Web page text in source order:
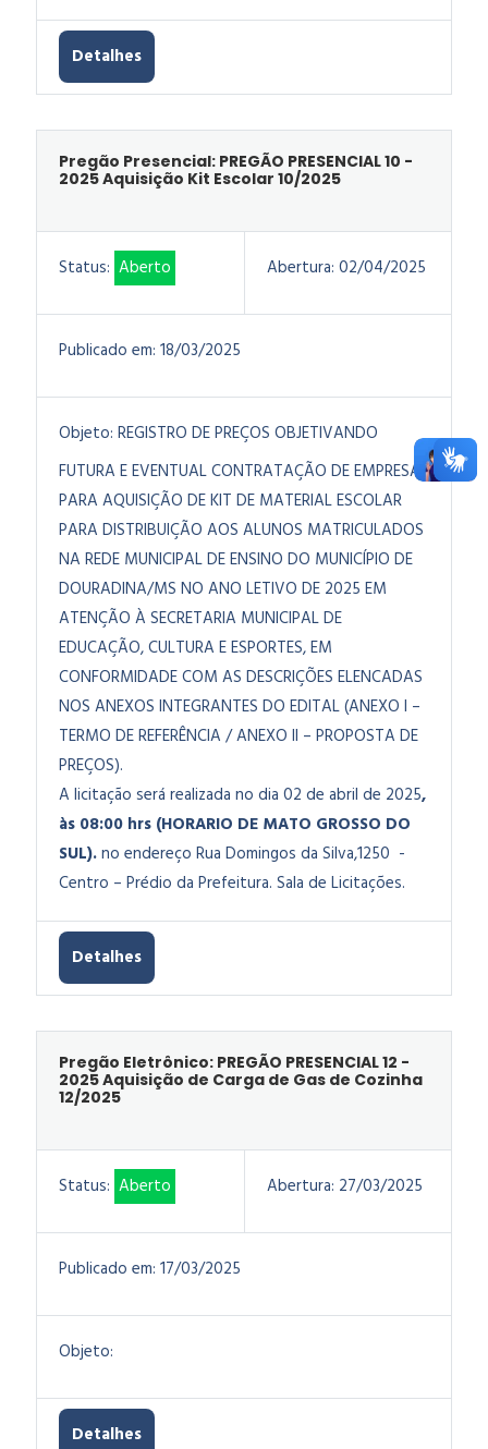
Detalhes
Pregão Presencial: PREGÃO PRESENCIAL 10 -
2025 Aquisição Kit Escolar 10/2025
Status: Aberto Abertura: 02/04/2025
Publicado em: 18/03/2025
Objeto: REGISTRO DE PREÇOS OBJETIVANDO
FUTURA E EVENTUAL CONTRATAÇÃO DE EMPRESA
PARA AQUISIÇÃO DE KIT DE MATERIAL ESCOLAR
PARA DISTRIBUIÇÃO AOS ALUNOS MATRICULADOS
NA REDE MUNICIPAL DE ENSINO DO MUNICÍPIO DE
DOURADINA/MS NO ANO LETIVO DE 2025 EM
ATENÇÃO À SECRETARIA MUNICIPAL DE
EDUCAÇÃO, CULTURA E ESPORTES, EM
CONFORMIDADE COM AS DESCRIÇÕES ELENCADAS
NOS ANEXOS INTEGRANTES DO EDITAL (ANEXO I –
TERMO DE REFERÊNCIA / ANEXO II – PROPOSTA DE
PREÇOS).
A licitação será realizada no dia 02 de abril de 2025,
às 08:00 hrs (HORARIO DE MATO GROSSO DO
SUL).no endereço Rua Domingos da Silva,1250 -
Centro – Prédio da Prefeitura. Sala de Licitações.
Detalhes
Pregão Eletrônico: PREGÃO PRESENCIAL 12 -
2025 Aquisição de Carga de Gas de Cozinha
12/2025
Status: Aberto Abertura: 27/03/2025
Publicado em: 17/03/2025
Objeto:
Detalhes